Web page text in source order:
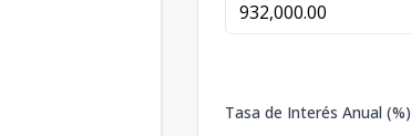
Tasa de Interés Anual (%)